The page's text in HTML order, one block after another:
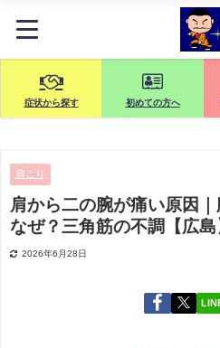
症状から探す 初めての方へ
肩こり
肩から二の腕が痛い原因
なぜ？三角筋の不調【広島
2026年6月28日